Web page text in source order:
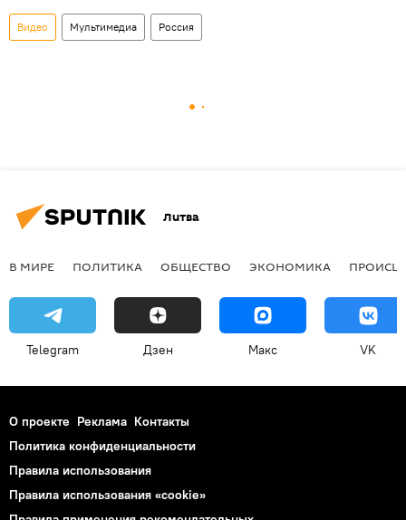
Видео Мультимедиа Россия
Литва
В МИРЕ ПОЛИТИКА ОБЩЕСТВО ЭКОНОМИКА
Telegram Дзен Макс VK
О проекте Реклама Контакты
Политика конфиденциальности
Правила использования
Правила использования «cookie»